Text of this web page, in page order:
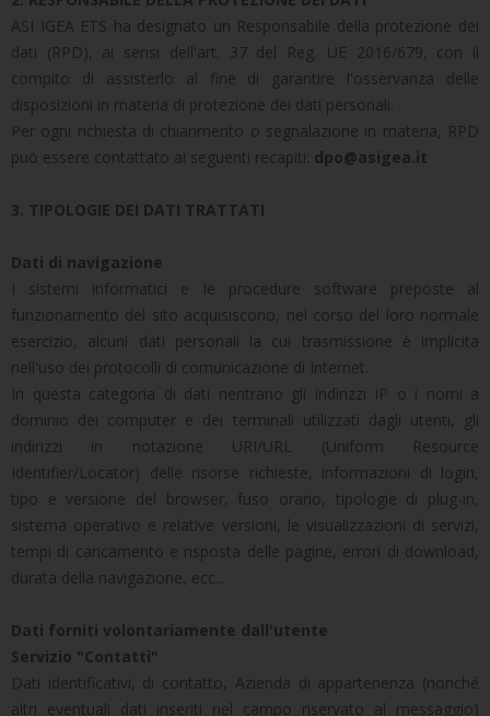
ASI IGEA ETS ha designato un Responsabile della protezione dei
dati (RPD), ai sensi dell'art. 37 del Reg. UE 2016/679, con il
compito di assisterlo al fine di garantire l'osservanza delle
disposizioni in materia di protezione dei dati personali.
Per ogni richiesta di chiarimento o segnalazione in materia, RPD
può essere contattato ai seguenti recapiti: dpo@asigea.it
3. TIPOLOGIE DEI DATI TRATTATI
Dati di navigazione
I sistemi informatici e le procedure software preposte al
funzionamento del sito acquisiscono, nel corso del loro normale
esercizio, alcuni dati personali la cui trasmissione è implicita
nell'uso dei protocolli di comunicazione di Internet.
In questa categoria di dati rientrano gli indirizzi IP o i nomi a
dominio dei computer e dei terminali utilizzati dagli utenti, gli
indirizzi in notazione URI/URL (Uniform Resource
Identifier/Locator) delle risorse richieste, informazioni di login,
tipo e versione del browser, fuso orario, tipologie di plug-in,
sistema operativo e relative versioni, le visualizzazioni di servizi,
tempi di caricamento e risposta delle pagine, errori di download,
durata della navigazione, ecc...
Dati forniti volontariamente dall'utente
Servizio "Contatti"
Dati identificativi, di contatto, Azienda di appartenenza (nonché
altri eventuali dati inseriti nel campo riservato al messaggio)